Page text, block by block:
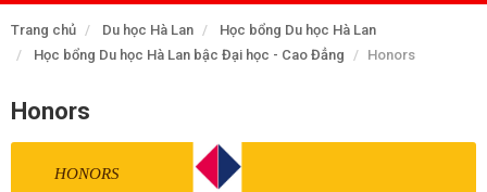
Trang chủ Du học Hà Lan
Học bổng Du học Hà Lan
Học bổng Du học Hà Lan bậc Đại học - Cao Đẳng
Honors
Honors
HONORS
LIÊN HỆ